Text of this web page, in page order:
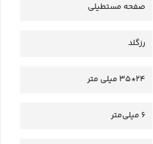
صفحه مستطیلی
رزگلد
24*35 میلی متر
6 میلی‌متر